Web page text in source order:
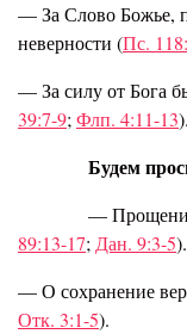
— За Слово Божье,
неверности (Пс.
— За силу от Бога
39:7-9;Флп. 4:11-13).
Будем
—
89:13-17;Дан. 9:3-5).
— О сохранение
Отк. 3:1-5).